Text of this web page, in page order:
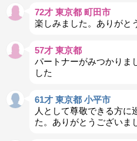
72才 東京都 町田市
楽しみました。ありがと
57才 東京都
パートナーがみつかりま
した
61才 東京都 小平市
人として尊敬できる方に
た。ありがとうございま